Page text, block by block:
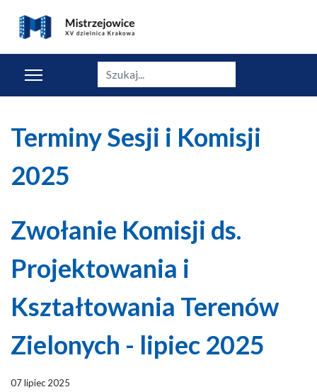
Szukaj
Terminy Sesji i Komisji
2025
Zwołanie Komisji ds.
Projektowania i
Kształtowania Terenów
Zielonych - lipiec 2025
07 lipiec 2025